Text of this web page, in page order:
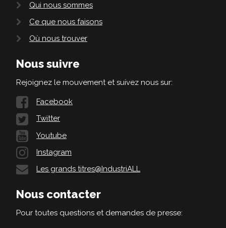
Qui nous sommes
Ce que nous faisons
Où nous trouver
Nous suivre
Rejoignez le mouvement et suivez nous sur:
Facebook
Twitter
Youtube
Instagram
Les grands titres@IndustriALL
Nous contacter
Pour toutes questions et demandes de presse: